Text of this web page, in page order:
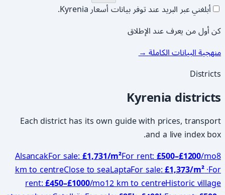
أبلغني عبر البريد عند توفر بيانات أسعار Kyrenia.
كن أول من يعرف عند الإطلاق
منهجية البيانات الكاملة→
Districts
Kyrenia districts
Each district has its own guide with prices, transport
and a live index box.
AlsancakFor sale:£1,731/m²For rent:£500–£1200/mo8
km to centreClose to seaLaptaFor sale:£1,373/m²·For
rent:£450–£1000/mo12 km to centreHistoric village